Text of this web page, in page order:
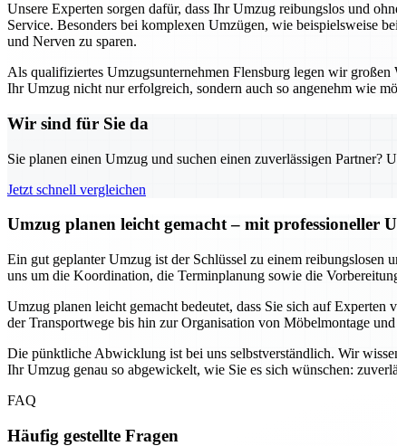
Unsere Experten sorgen dafür, dass Ihr Umzug reibungslos und
Service. Besonders bei komplexen Umzügen, wie beispielsweise
und Nerven zu sparen.
Als qualifiziertes Umzugsunternehmen Flensburg legen wir
Ihr Umzug nicht nur erfolgreich, sondern auch so angenehm wie
Wir sind für Sie da
Sie planen einen Umzug und suchen einen zuverlässigen Partner?
Jetzt schnell vergleichen
Umzug planen leicht gemacht – mit
Ein gut geplanter Umzug ist der Schlüssel zu einem
uns um die Koordination, die Terminplanung sowie die
Umzug planen leicht gemacht bedeutet, dass Sie sich auf
der Transportwege bis hin zur Organisation von Möbelmontage
Die pünktliche Abwicklung ist bei uns selbstverständlich. Wir
Ihr Umzug genau so abgewickelt, wie Sie es sich wünschen:
FAQ
Häufig gestellte Fragen